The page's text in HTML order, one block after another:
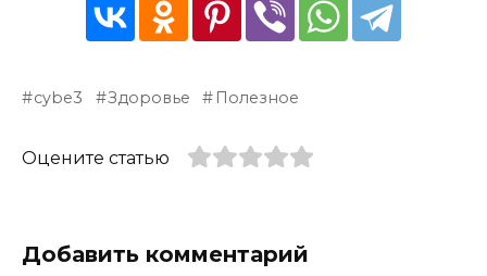
cybe3 Здоровье Полезное
Оцените статью
Добавить комментарий